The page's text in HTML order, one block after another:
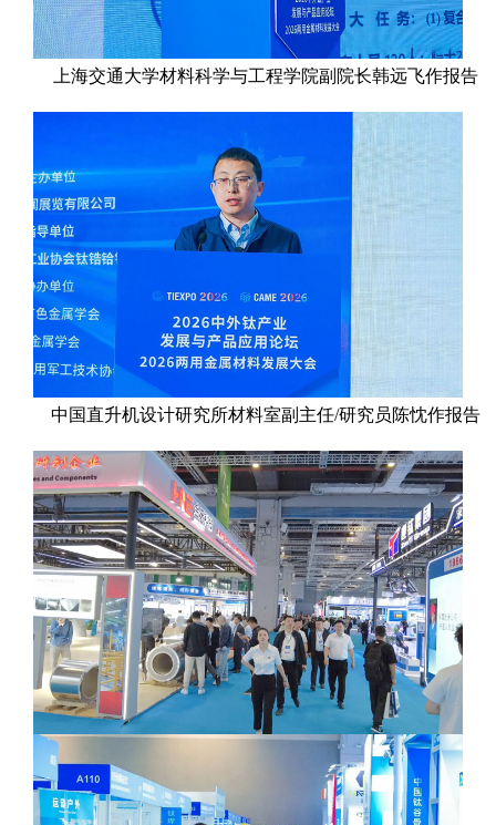
上海交通大学材料科学与工程学院副院长韩远飞作报告
中国直升机设计研究所材料室副主任/研究员陈忱作报告